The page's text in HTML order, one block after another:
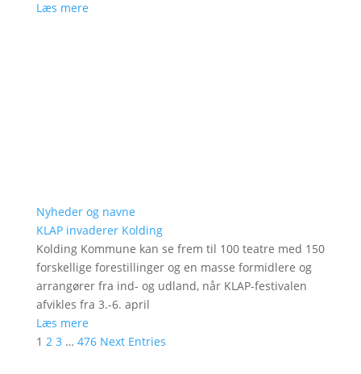
Læs mere
Nyheder og navne
KLAP invaderer Kolding
Kolding Kommune kan se frem til 100 teatre med 150
forskellige forestillinger og en masse formidlere og
arrangører fra ind- og udland, når KLAP-festivalen
afvikles fra 3.-6. april
Læs mere
1 2 3 … 476 Next Entries